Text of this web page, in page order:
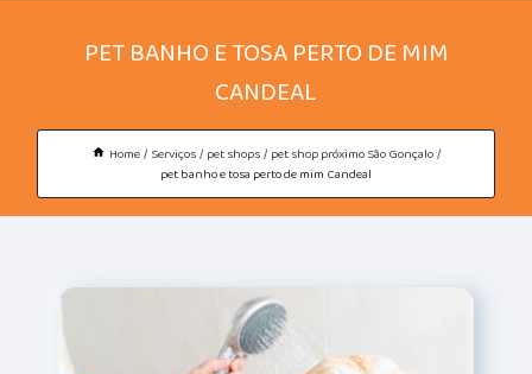
PET BANHO E TOSA PERTO DE MIM
CANDEAL
Home Serviços pet shops pet shop próximo São Gonçalo
pet banho e tosa perto de mim Candeal